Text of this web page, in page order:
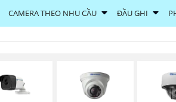
CAMERA THEO NHU CẦU ĐẦU GHI